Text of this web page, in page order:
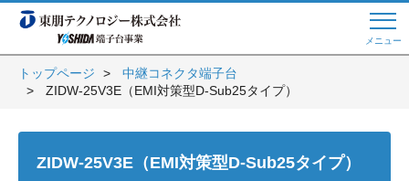
メニュー
Web商談 ご希望の方はこちら
電話・メールでお問い合わせ
トップページ
中継コネクタ端子台
ZIDW-25V3E（EMI対策型D-Sub25タイプ）
ZIDW-25V3E（EMI対策型D-Sub25タイプ）